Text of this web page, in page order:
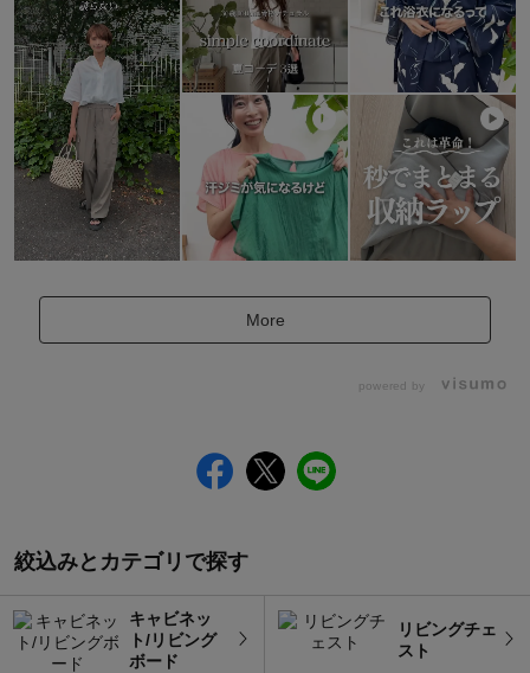
More
powered by
絞込みとカテゴリで探す
キャビネッ
ト/リビング
ボード
リビングチェ
スト